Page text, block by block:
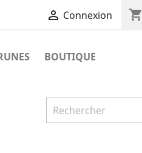
 Connexion shopping_cart
BOUTIQUE